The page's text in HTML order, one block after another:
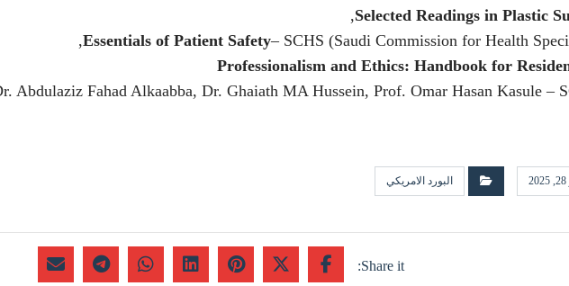
Selected Readings in Plastic
Essentials of Patient Safety– SCHS (Saudi Commission for Health
Professionalism and Ethics: Handbook for
Abdulaziz Fahad Alkaabba, Dr. Ghaiath MA Hussein, Prof. Omar Hasan Kasule –
البورد الامريكي